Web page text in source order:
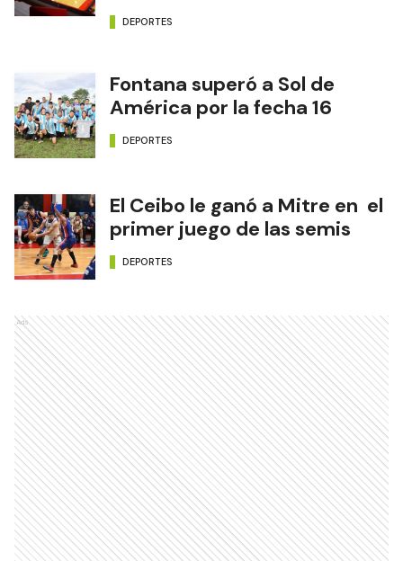
DEPORTES
Fontana superó a Sol de
América por la fecha 16
DEPORTES
El Ceibo le ganó a Mitre en el
primer juego de las semis
DEPORTES
Ads